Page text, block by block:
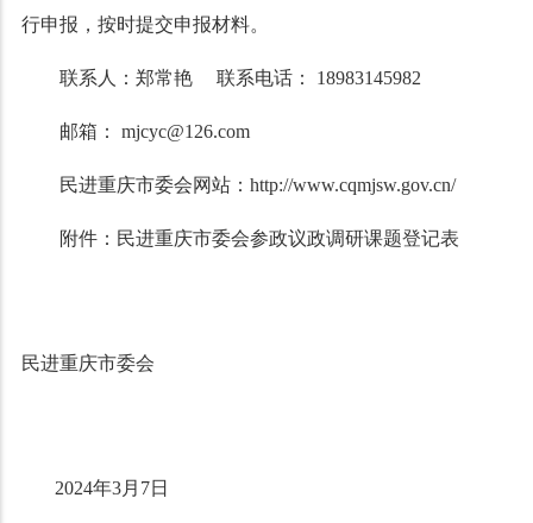
行申报，按时提交申报材料。
联系人：郑常艳 联系电话： 18983145982
邮箱： mjcyc@126.com
民进重庆市委会网站：http://www.cqmjsw.gov.cn/
附件：民进重庆市委会参政议政调研课题登记表
民进重庆市委会
2024年3月7日